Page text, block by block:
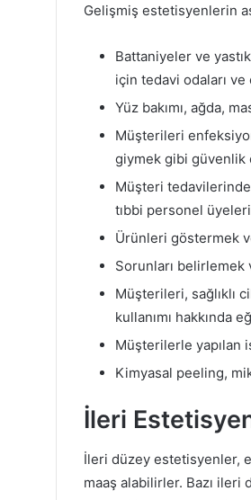
Gelişmiş estetisyenlerin
Battaniyeler ve
için tedavi odaları ve
Yüz bakımı, ağda,
Müşterileri
giymek gibi
Müşteri
tıbbi personel
Ürünleri göstermek
Sorunları
Müşterileri, sağlıklı
kullanımı hakkında
Müşterilerle yapılan
Kimyasal peeling,
İleri
İleri düzey estetisyenler,
maaş alabilirler. Bazı ileri